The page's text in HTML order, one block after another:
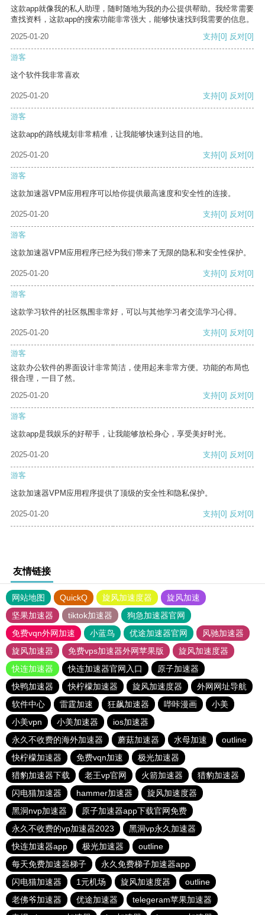
这款app就像我的私人助理，随时随地为我的办公提供帮助。我经常需要
查找资料，这款app的搜索功能非常强大，能够快速找到我需要的信息。
2025-01-20
支持[0] 反对[0]
游客
这个软件我非常喜欢
2025-01-20 支持[0] 反对[0]
游客
这款app的路线规划非常精准，让我能够快速到达目的地。
2025-01-20 支持[0] 反对[0]
游客
这款加速器VPM应用程序可以给你提供最高速度和安全性的连接。
2025-01-20 支持[0] 反对[0]
游客
这款加速器VPM应用程序已经为我们带来了无限的隐私和安全性保护。
2025-01-20 支持[0] 反对[0]
游客
这款学习软件的社区氛围非常好，可以与其他学习者交流学习心得。
2025-01-20 支持[0] 反对[0]
游客
这款办公软件的界面设计非常简洁，使用起来非常方便。功能的布局也
很合理，一目了然。
2025-01-20
支持[0] 反对[0]
游客
这款app是我娱乐的好帮手，让我能够放松身心，享受美好时光。
2025-01-20 支持[0] 反对[0]
游客
这款加速器VPM应用程序提供了顶级的安全性和隐私保护。
2025-01-20 支持[0] 反对[0]
友情链接
网站地图 QuickQ 旋风加速度器
旋风加速
坚果加速器
tiktok加速器
狗急加速器官网
免费vqn外网加速
小蓝鸟 优途加速器官网
风驰加速器
旋风加速器
免费vps加速器外网苹果版
旋风加速度器
快连加速器
快连加速器官网入口
原子加速器
快鸭加速器
快柠檬加速器 旋风加速度器
外网网址导航
软件中心
雷霆加速 狂飙加速器 哔咔漫画
小美
小美vpn
小美加速器
ios加速器
永久不收费的海外加速器
蘑菇加速器 水母加速
outline
快柠檬加速器
免费vqn加速
极光加速器
猎豹加速器下载
老王vp官网 火箭加速器
猎豹加速器
闪电猫加速器
hammer加速器
旋风加速度器
黑洞nvp加速器
原子加速器app下载官网免费
永久不收费的vp加速器2023
黑洞vp永久加速器
快连加速器app
极光加速器
outline
每天免费加速器梯子
永久免费梯子加速器app
闪电猫加速器
1元机场 旋风加速度器
outline
老佛爷加速器
优途加速器
telegeram苹果加速器